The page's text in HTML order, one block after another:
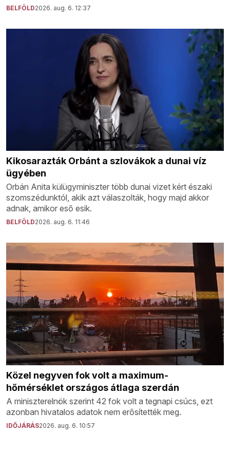
BELFÖLD2026. aug. 6. 12:37
Kikosarazták Orbánt a szlovákok a dunai víz
ügyében
Orbán Anita külügyminiszter több dunai vizet kért északi
szomszédunktól, akik azt válaszolták, hogy majd akkor
adnak, amikor eső esik.
BELFÖLD2026. aug. 6. 11:46
Közel negyven fok volt a maximum-
hőmérséklet országos átlaga szerdán
A miniszterelnök szerint 42 fok volt a tegnapi csúcs, ezt
azonban hivatalos adatok nem erősítették meg.
IDŐJÁRÁS2026. aug. 6. 10:57